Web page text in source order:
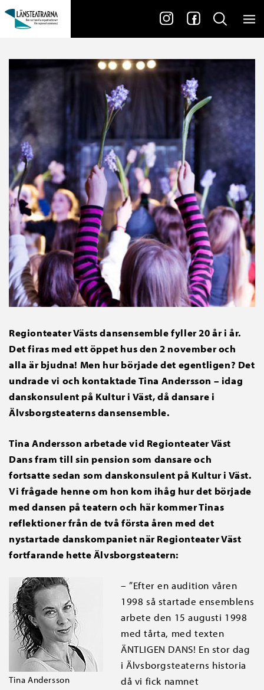
Regionteater Västs dansensemble fyller 20 år i år.
Det firas med ett öppet hus den 2 november och
alla är bjudna! Men hur började det egentligen? Det
undrade vi och kontaktadeTina Andersson – idag
danskonsulent på Kultur i Väst, då dansare i
Älvsborgsteaterns dansensemble.
Tina Andersson arbetade vid Regionteater Väst
Dans fram till sin pension som dansare och
fortsatte sedan som danskonsulent på Kultur i Väst.
Vi frågade henne om hon kom ihåg hur det började
med dansen på teatern och här kommer Tinas
reflektioner från de två första åren med det
nystartade danskompaniet när Regionteater Väst
fortfarande hette Älvsborgsteatern:
Tina Andersson
– ”Efter en audition våren
1998 så startade ensemblens
arbete den 15 augusti 1998
med tårta, med texten
ÄNTLIGEN DANS! En stor dag
i Älvsborgsteaterns historia
då vi fick namnet